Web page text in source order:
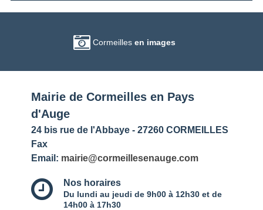
Cormeillesen images
Mairie de Cormeilles en Pays
d'Auge
24 bis rue de l'Abbaye - 27260 CORMEILLES
Fax
Email: mairie@cormeillesenauge.com
Nos horaires
Du lundi au jeudi de 9h00 à 12h30 et de
14h00 à 17h30